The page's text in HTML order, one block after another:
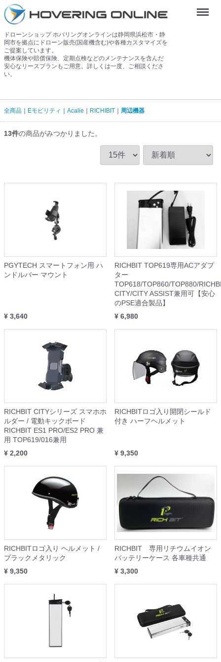
ドローンショップ ホバリングオンラインは静岡県浜松市・静
岡市を拠点にドローン販売(国産機含む)や各種カスタマイズを
ご提案しています。
機体保険や賠償保険、定期点検などのメンテナンスを含んだ
安心なリースプランもご用意。詳しくは一度、ご相談くださ
い。
Menu
全商品 Eモビリティ Acalie RICHIBIT 周辺機器
13件の商品がみつかりました。
PGYTECH スマートフォン用 ハ
ンドルバー マウント
¥ 3,640
RICHBIT TOP619専用ACアダプ
ター
TOP618/TOP860/TOP880/
CITY/CITY ASSIST兼用可【安心
のPSE適合製品】
¥ 6,980
RICHBIT CITYシリーズ スマホホ
ルダー / 電動キックボード
RICHBIT ES1 PRO/ES2 PRO 兼
用 TOP619/016兼用
¥ 2,200
RICHBITロゴ入り開閉シールド
付き ハーフヘルメット
¥ 9,350
RICHBITロゴ入り ヘルメット /
ブラックメタリック
¥ 9,350
RICHBIT 専用リチウムイオン
バッテリーケース 各車種共通
¥ 3,300